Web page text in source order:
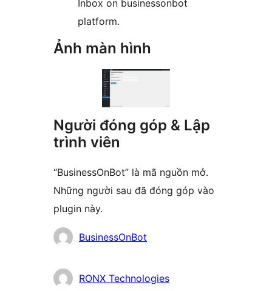
Inbox on businessonbot
platform.
Ảnh màn hình
Người đóng góp & Lập
trình viên
“BusinessOnBot” là mã nguồn mở.
Những người sau đã đóng góp vào
plugin này.
Những
đóng
BusinessOnBot
RONX Technologies